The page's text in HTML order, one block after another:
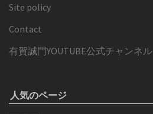
Site policy
Contact
有賀誠門YOUTUBE公式チャンネル
人気のページ